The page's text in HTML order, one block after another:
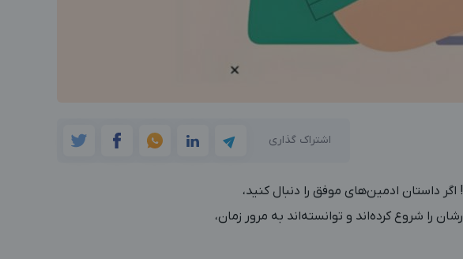
اشتراک گذاری
داستان ادمین‌های موفق را دنبال کنید،
را شروع کرده‌اند و توانسته‌اند به مرور زمان،